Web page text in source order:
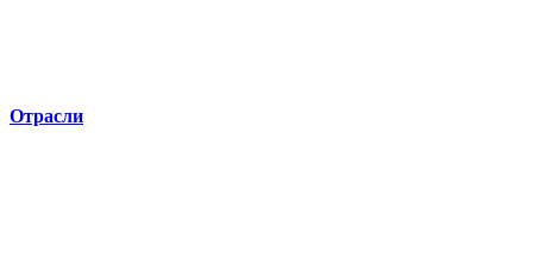
Отрасли